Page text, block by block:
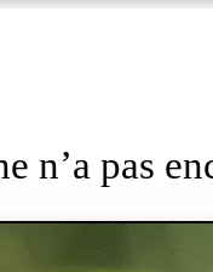
n’a pas